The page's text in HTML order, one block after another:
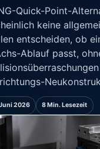
Quick-Point-
keine
entscheiden, ob
Ablauf passt,
2026 8 Min. Lesezeit